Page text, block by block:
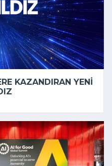
KAZANDIRAN YENI